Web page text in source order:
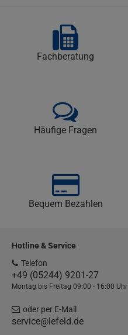
Fachberatung
Häufige Fragen
Bequem Bezahlen
Hotline & Service
Telefon
+49 (05244) 9201-27
Montag bis Freitag 09:00 - 16:00 Uhr
oder per E-Mail
service@lefeld.de